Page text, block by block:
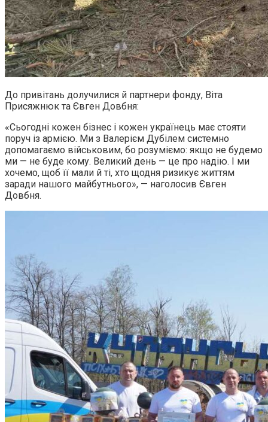
До привітань долучилися й партнери фонду, Віта
Присяжнюк та Євген Довбня:
«Сьогодні кожен бізнес і кожен українець має стояти
поруч із армією. Ми з Валерієм Дубілем системно
допомагаємо військовим, бо розуміємо: якщо не будемо
ми — не буде кому. Великий день — це про надію. І ми
хочемо, щоб її мали й ті, хто щодня ризикує життям
заради нашого майбутнього», — наголосив Євген
Довбня.